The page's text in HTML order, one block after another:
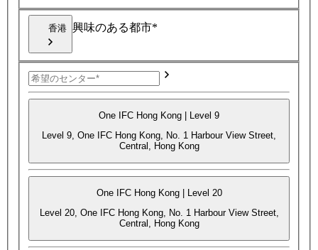
香港 興味のある都市*
One IFC Hong Kong | Level 9
Level 9, One IFC Hong Kong, No. 1 Harbour View Street,
Central, Hong Kong
One IFC Hong Kong | Level 20
Level 20, One IFC Hong Kong, No. 1 Harbour View Street,
Central, Hong Kong